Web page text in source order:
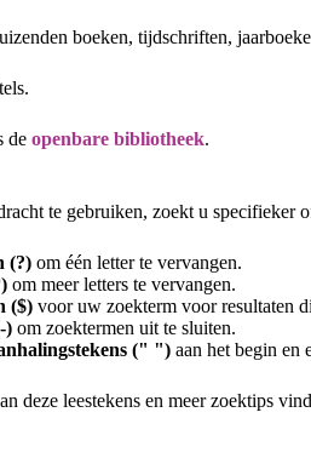
boeken, tijdschriften,
de openbare bibliotheek.
te gebruiken, zoekt u specifieker
(?) om één letter te vervangen.
om meer letters te vervangen.
($) voor uw zoekterm voor resultaten
) om zoektermen uit te sluiten.
(" ") aan het begin en
deze leestekens en meer zoektips